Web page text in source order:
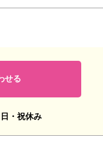
せる
・祝休み